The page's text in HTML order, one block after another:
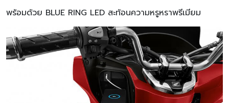
พร้อมด้วย BLUE RING LED สะท้อนความหรูหราพรีเมียม